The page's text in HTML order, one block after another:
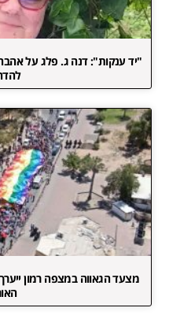
"יד ענקות": דנה ג. פלג על
מצעד הגאווה במצפה רמון